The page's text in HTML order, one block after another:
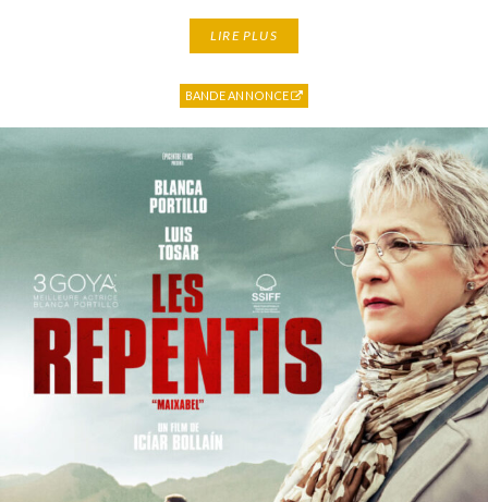
LIRE PLUS
BANDE ANNONCE